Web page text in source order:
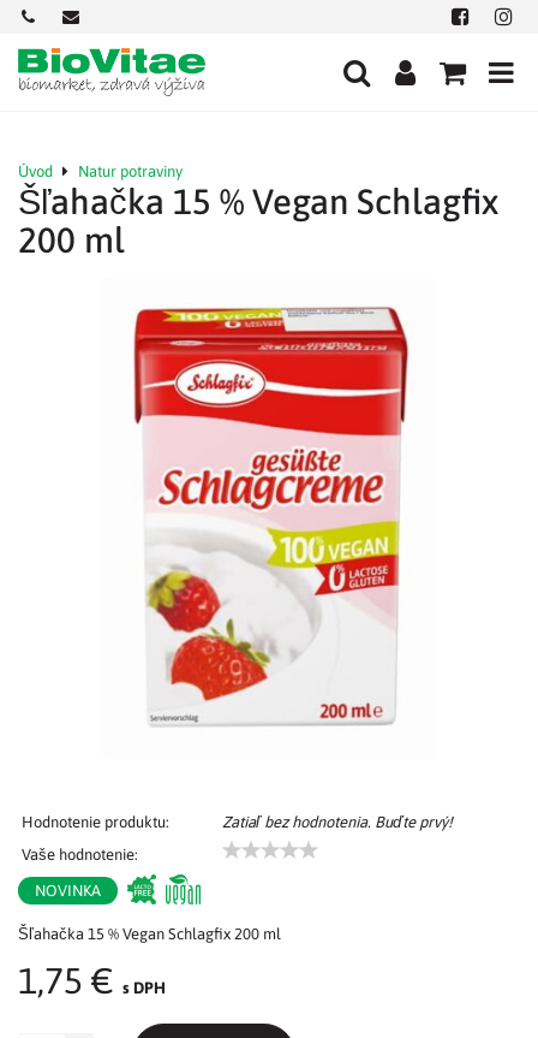
+421
901
712
584
office@biovitae.sk Facebook
Úvod Natur potraviny
Šľahačka 15 % Vegan Schlagfix
200 ml
Hodnotenie produktu:
Zatiaľ bez hodnotenia. Buďte prvý!
Vaše hodnotenie:
NOVINKA
Šľahačka 15 % Vegan Schlagfix 200 ml
1,75 € s DPH